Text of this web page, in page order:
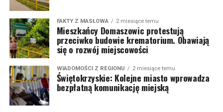
FAKTY Z MASŁOWA 2 miesiące temu
Mieszkańcy Domaszowic protestują
przeciwko budowie krematorium. Obawiają
się o rozwój miejscowości
WIADOMOŚCI Z REGIONU 2 miesiące temu
Świętokrzyskie: Kolejne miasto wprowadza
bezpłatną komunikację miejską